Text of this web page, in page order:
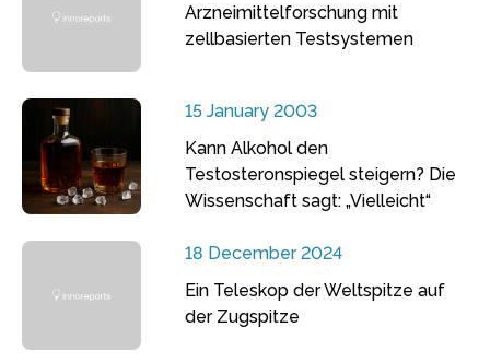
Arzneimittelforschung mit
zellbasierten Testsystemen
15 January 2003
Kann Alkohol den
Testosteronspiegel steigern? Die
Wissenschaft sagt: „Vielleicht“
18 December 2024
Ein Teleskop der Weltspitze auf
der Zugspitze